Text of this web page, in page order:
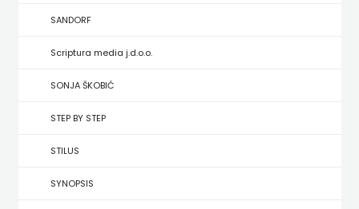
HRVATSKA
MLADINSKA
KNJIGA
MOZAIK
MOZAIK
KNJIGA
SANDORF
Scriptura media j.d.o.o.
SONJA ŠKOBIĆ
STEP BY STEP
STILUS
SYNOPSIS